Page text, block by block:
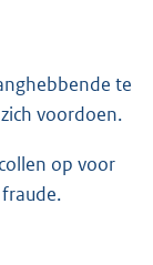
te
voordoen.
op voor